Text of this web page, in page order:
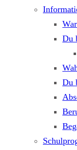
Du
Du